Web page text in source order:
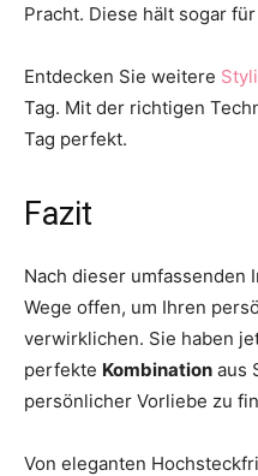
Pracht. Diese hält sogar
Entdecken Sie weitere
Tag. Mit der richtigen
Tag perfekt.
Fazit
Nach dieser umfassenden
Wege offen, um Ihren
verwirklichen. Sie haben
perfekte Kombination aus
persönlicher Vorliebe zu
Von eleganten